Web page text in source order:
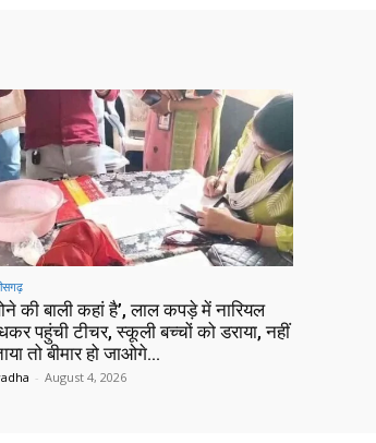
की बाली कहां है’, लाल कपड़े में नारियल
पहुंची टीचर, स्कूली बच्चों को डराया, नहीं
तो बीमार हो जाओगे…
- August 4, 2026